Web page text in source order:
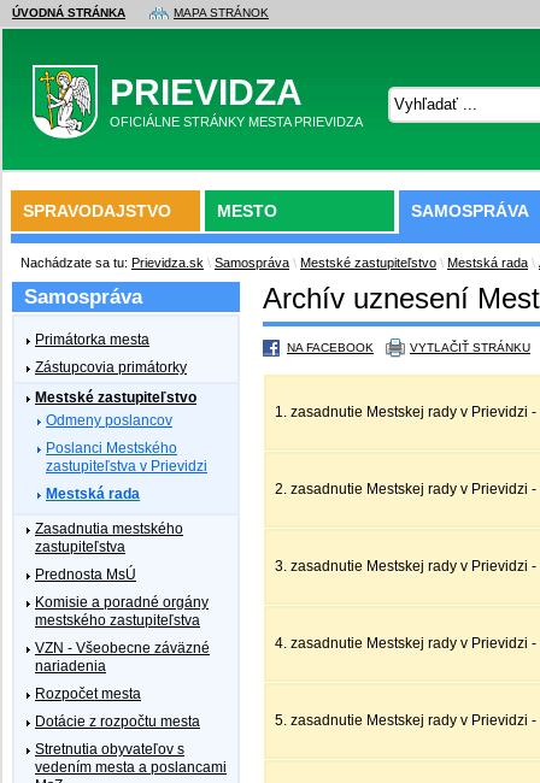
ÚVODNÁ STRÁNKA MAPA STRÁNOK
PRIEVIDZA
OFICIÁLNE STRÁNKY MESTA PRIEVIDZA
SPRAVODAJSTVO MESTO SAMOSPRÁVA
Nachádzate sa tu: Prievidza.sk \ Samospráva \ Mestské zastupiteľstvo \ Mestská rada \
Archív uznesení
NA FACEBOOK VYTLAČIŤ STRÁNKU
1. zasadnutie Mestskej rady v Prievidzi
2. zasadnutie Mestskej rady v Prievidzi
3. zasadnutie Mestskej rady v Prievidzi
4. zasadnutie Mestskej rady v Prievidzi
5. zasadnutie Mestskej rady v Prievidzi -
Samospráva
Primátorka mesta
Zástupcovia primátorky
Mestské zastupiteľstvo
Odmeny poslancov
Poslanci Mestského
zastupiteľstva v Prievidzi
Mestská rada
Zasadnutia mestského
zastupiteľstva
Prednosta MsÚ
Komisie a poradné orgány
mestského zastupiteľstva
VZN - Všeobecne záväzné
nariadenia
Rozpočet mesta
Dotácie z rozpočtu mesta
Stretnutia obyvateľov s
vedením mesta a poslancami